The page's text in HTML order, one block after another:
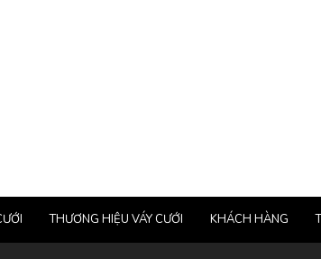
THƯƠNG HIỆU VÁY CƯỚI KHÁCH HÀNG